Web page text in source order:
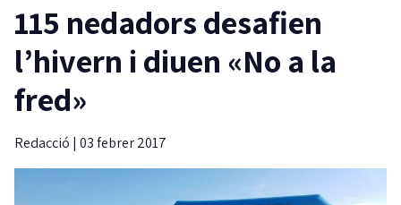
115 nedadors desafien
l’hivern i diuen «No a la
fred»
Redacció | 03 febrer 2017